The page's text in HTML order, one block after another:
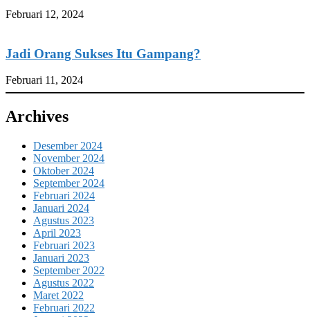
Februari 12, 2024
Jadi Orang Sukses Itu Gampang?
Februari 11, 2024
Archives
Desember 2024
November 2024
Oktober 2024
September 2024
Februari 2024
Januari 2024
Agustus 2023
April 2023
Februari 2023
Januari 2023
September 2022
Agustus 2022
Maret 2022
Februari 2022